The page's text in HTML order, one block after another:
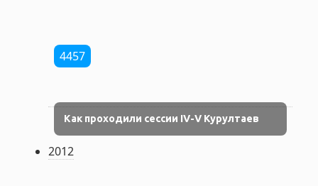
4457
Как проходили сессии IV-V Курултаев
2012